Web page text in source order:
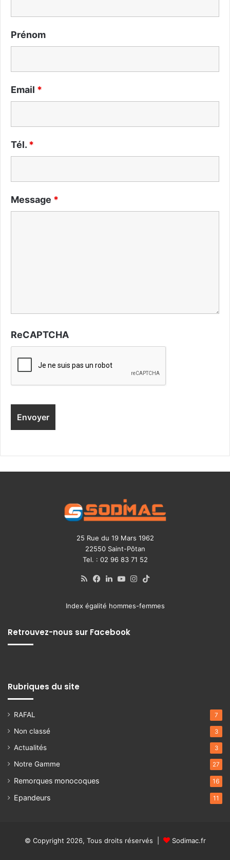
Prénom
Email *
Tél. *
Message *
ReCAPTCHA
25 Rue du 19 Mars 1962
22550 Saint-Pôtan
Tel. : 02 96 83 71 52
RSS Facebook
Linkedin
YouTubeInstagram
Index égalité hommes-femmes
Retrouvez-nous sur Facebook
Rubriques du site
RAFAL 7
Non classé 3
Actualités 3
Notre Gamme 27
Remorques monocoques 16
Epandeurs 11
© Copyright 2026, Tous droits réservés | Sodimac.fr